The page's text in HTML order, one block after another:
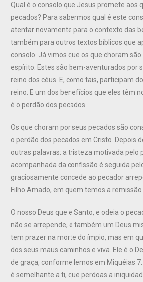
Qual é o consolo que Jesus promete aos
pecados? Para sabermos qual é este
atentar novamente para o contexto das
também para outros textos bíblicos que
consolo. Já vimos que os que choram
espírito. Estes são bem-aventurados por
reino dos céus. E, como tais, participam
reino. E um dos benefícios que eles têm
é o perdão dos pecados.
Os que choram por seus pecados são
o perdão dos pecados em Cristo. Depois
outras palavras: a tristeza motivada pelo
acompanhada da confissão é seguida
graciosamente concede ao pecador
Filho Amado, em quem temos a remissão
O nosso Deus que é Santo, e odeia o
não se arrepende, é também um Deus
tem prazer na morte do ímpio, mas em
dos seus maus caminhos e viva. Ele é o
de graça, conforme lemos em Miquéias
é semelhante a ti, que perdoas a